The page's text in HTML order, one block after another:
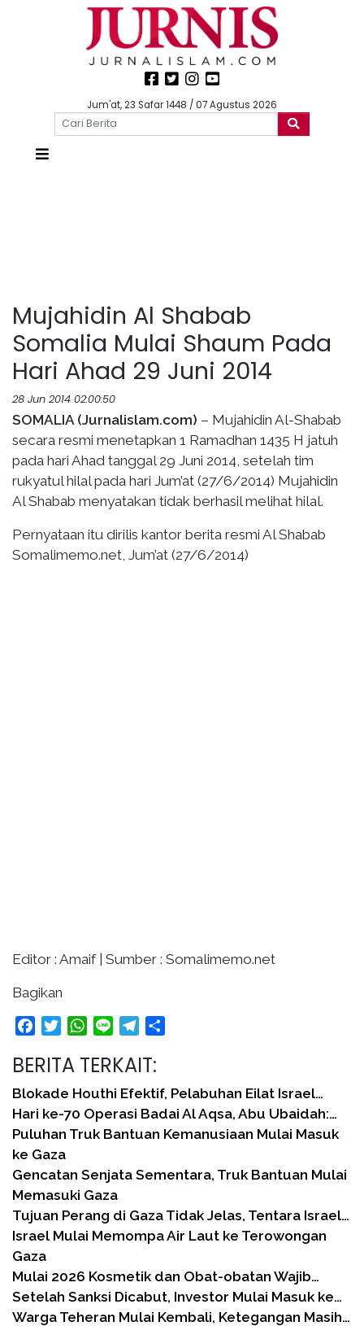
Jum'at, 23 Safar 1448 / 07 Agustus 2026
Mujahidin Al Shabab
Somalia Mulai Shaum Pada
Hari Ahad 29 Juni 2014
28 Jun 2014 02:00:50
SOMALIA (Jurnalislam.com) – Mujahidin Al-Shabab
secara resmi menetapkan 1 Ramadhan 1435 H jatuh
pada hari Ahad tanggal 29 Juni 2014, setelah tim
rukyatul hilal pada hari Jum’at (27/6/2014) Mujahidin
Al Shabab menyatakan tidak berhasil melihat hilal.
Pernyataan itu dirilis kantor berita resmi Al Shabab
Somalimemo.net, Jum’at (27/6/2014)
Editor : Amaif | Sumber : Somalimemo.net
Bagikan
FacebookTwitterWhatsApp
Line Telegram
BERITA TERKAIT:
Blokade Houthi Efektif, Pelabuhan Eilat Israel…
Hari ke-70 Operasi Badai Al Aqsa, Abu Ubaidah:…
Puluhan Truk Bantuan Kemanusiaan Mulai Masuk
ke Gaza
Gencatan Senjata Sementara, Truk Bantuan Mulai
Memasuki Gaza
Tujuan Perang di Gaza Tidak Jelas, Tentara Israel…
Israel Mulai Memompa Air Laut ke Terowongan
Gaza
Mulai 2026 Kosmetik dan Obat-obatan Wajib…
Setelah Sanksi Dicabut, Investor Mulai Masuk ke…
Warga Teheran Mulai Kembali, Ketegangan Masih…